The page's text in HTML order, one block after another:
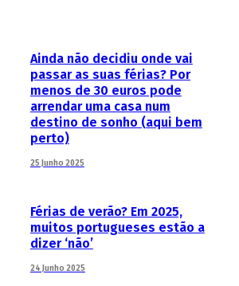
Ainda não decidiu onde vai
passar as suas férias? Por
menos de 30 euros pode
arrendar uma casa num
destino de sonho (aqui bem
perto)
25 Junho 2025
Férias de verão? Em 2025,
muitos portugueses estão a
dizer ‘não’
24 Junho 2025